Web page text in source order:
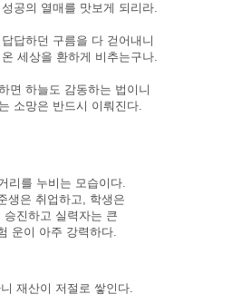
공의 열매를 맛보게 되리라.
답하던 구름을 다 걷어내니
세상을 환하게 비추는구나.
면 하늘도 감동하는 법이니
소망은 반드시 이뤄진다.
리를 누비는 모습이다.
생은 취업하고, 학생은
진하고 실력자는 큰
운이 아주 강력하다.
재산이 저절로 쌓인다.